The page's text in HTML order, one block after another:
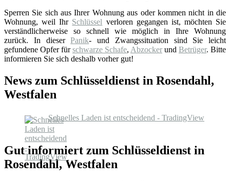
Sperren Sie sich aus Ihrer Wohnung aus oder kommen nicht in die
Wohnung, weil Ihr Schlüssel verloren gegangen ist, möchten Sie
verständlicherweise so schnell wie möglich in Ihre Wohnung
zurück. In dieserPanik- und Zwangssituation sind Sie leicht
gefundene Opfer fürschwarze Schafe, Abzocker und Betrüger. Bitte
informieren Sie sich deshalb vorher gut!
News zum Schlüsseldienst in Rosendahl,
Westfalen
Schnelles Laden ist entscheidend - TradingView
Gut informiert zum Schlüsseldienst in
Rosendahl, Westfalen